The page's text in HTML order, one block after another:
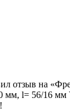
отзыв на
мм, l= 56/16 мм